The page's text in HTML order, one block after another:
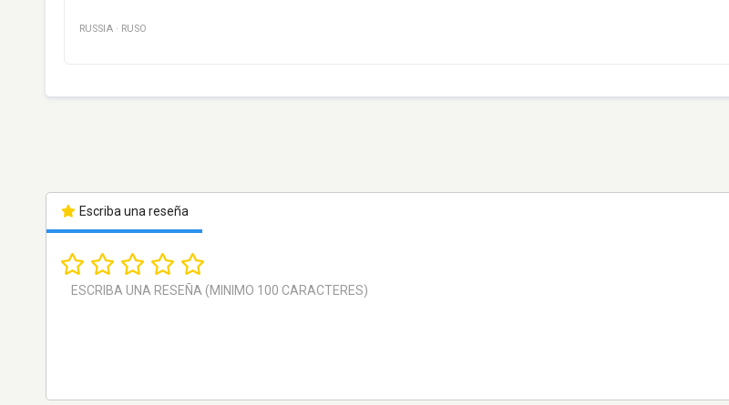
RUSSIA · RUSO
Escriba una reseña